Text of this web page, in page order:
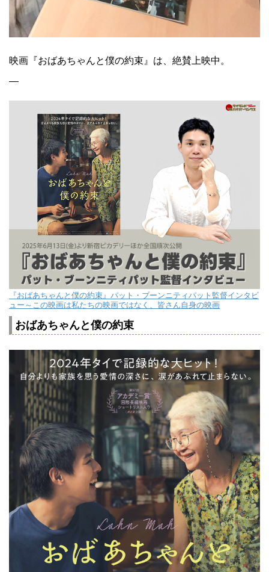
映画『おばあちゃんと僕の約束』は、絶賛上映中。
—
『おばあちゃんと僕の約束』パット・ブーンニティパット監督インタビ
ュー～この映画は私たちの映画ではなく、皆さん自身の映画
おばあちゃんと僕の約束